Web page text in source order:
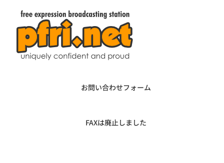
お問い合わせフォーム
FAXは廃止しました